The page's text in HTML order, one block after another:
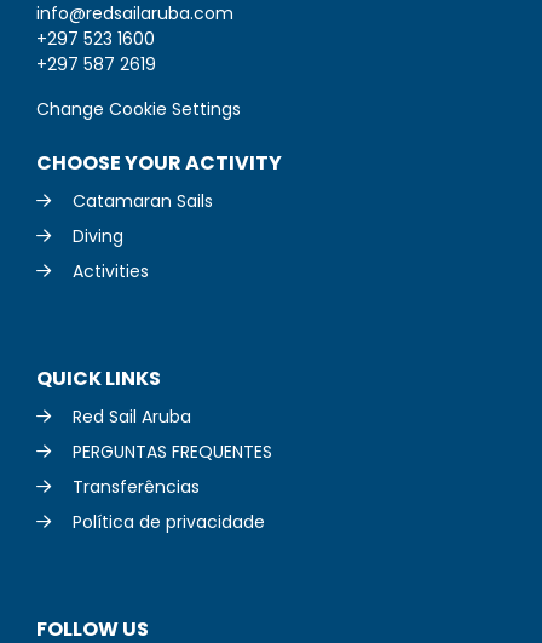
info@redsailaruba.com
+297 523 1600
+297 587 2619
Change Cookie Settings
CHOOSE YOUR ACTIVITY
Catamaran Sails
Diving
Activities
QUICK LINKS
Red Sail Aruba
PERGUNTAS FREQUENTES
Transferências
Política de privacidade
FOLLOW US